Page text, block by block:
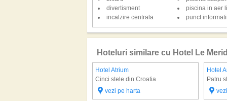
divertisment
incalzire centrala
piscina in aer
punct
Hoteluri similare cu Hotel Le
Hotel Atrium
Cinci stele din Croatia
vezi pe harta
Hotel
Patru